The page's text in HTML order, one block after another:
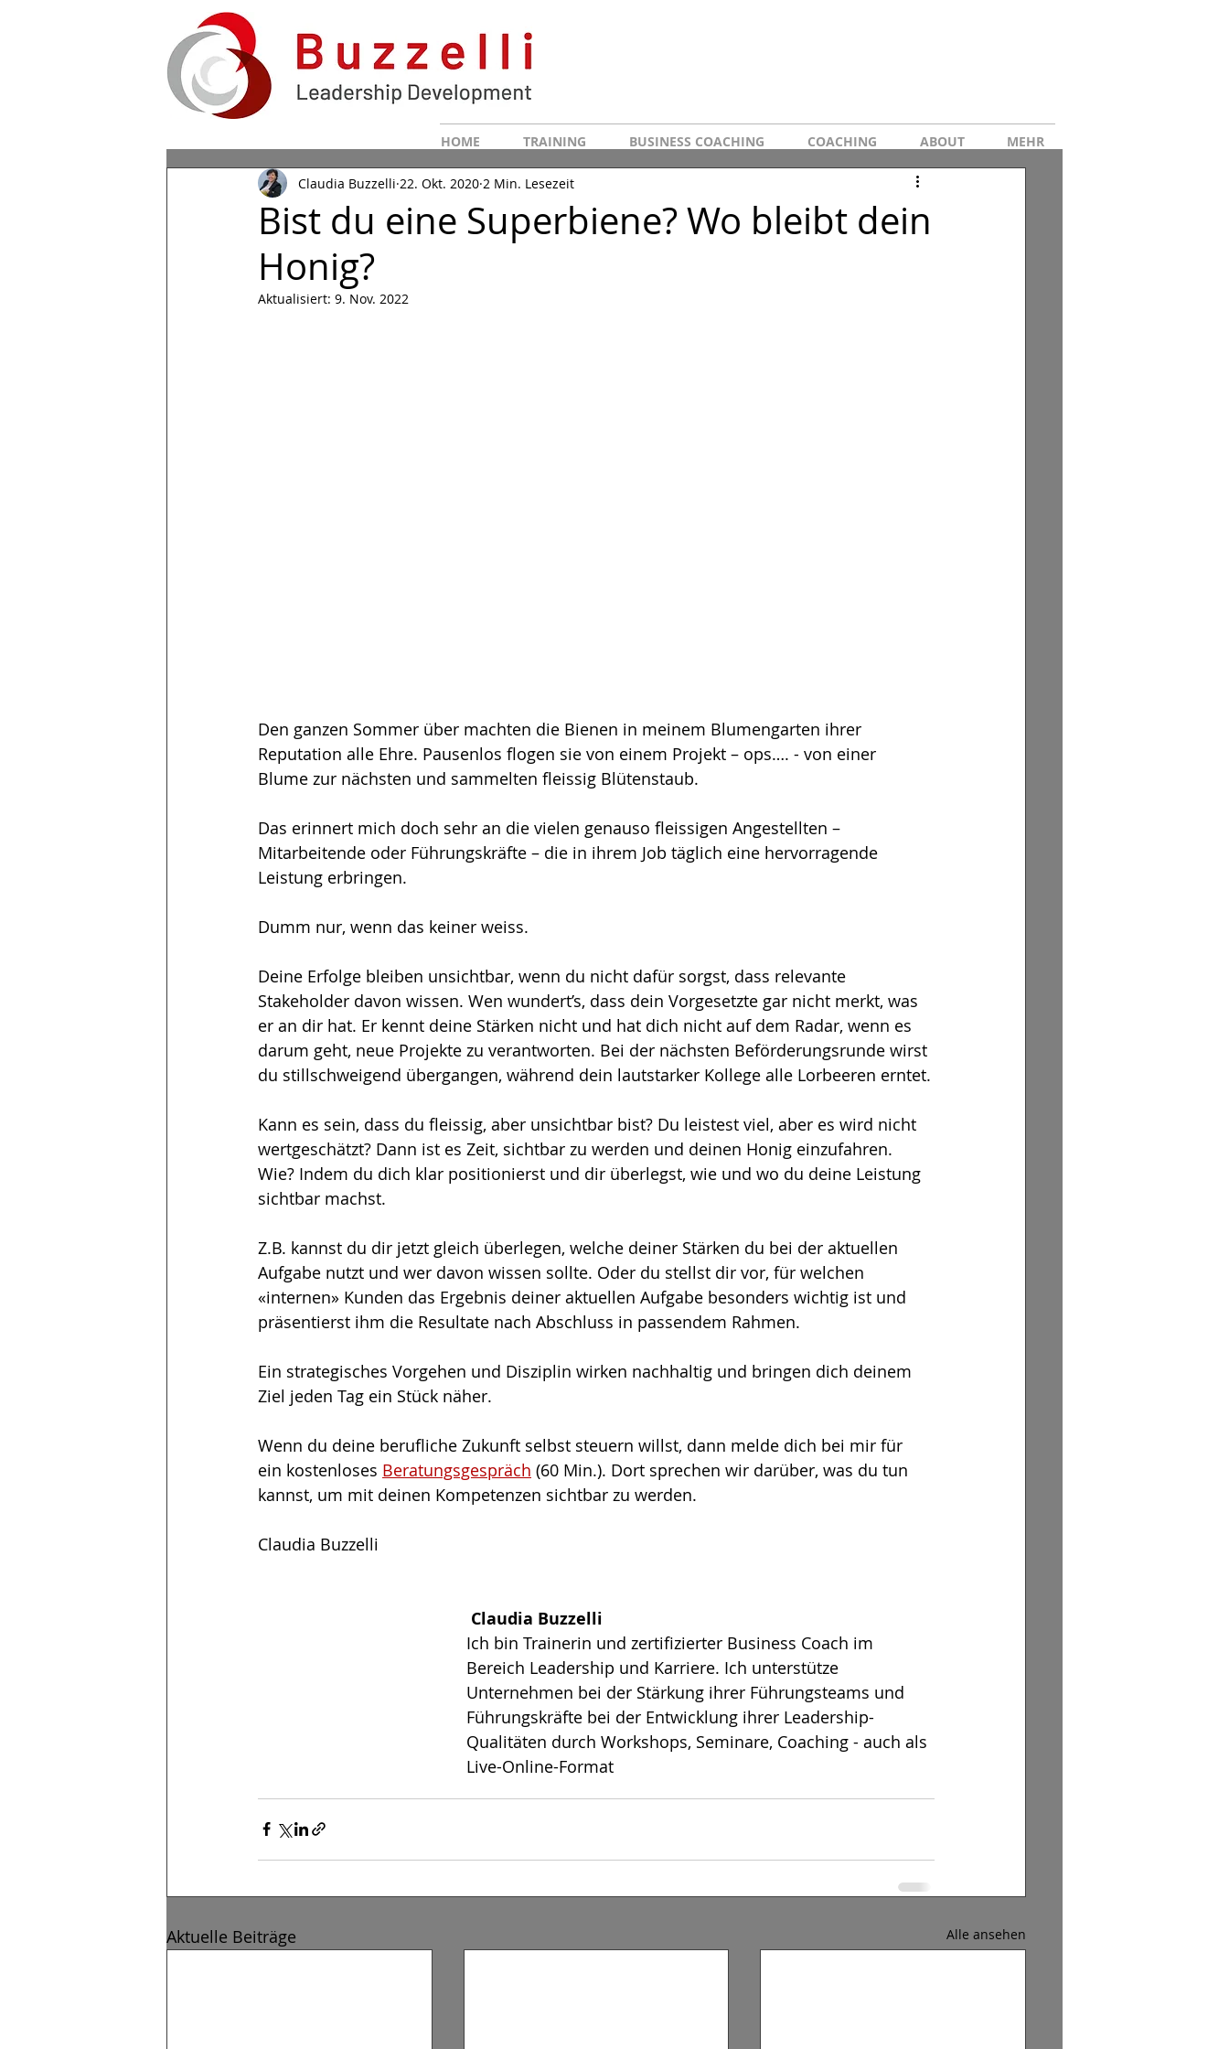
HOME TRAINING BUSINESS COACHING COACHING ABOUT MEHR
Bist du eine Superbiene? Wo bleibt dein
Honig?
Claudia Buzzelli 22. Okt. 2020 2 Min. Lesezeit
Aktualisiert: 9. Nov. 2022
Den ganzen Sommer über machten die Bienen in meinem Blumengarten ihrer
Reputation alle Ehre. Pausenlos flogen sie von einem Projekt – ops…. - von einer
Blume zur nächsten und sammelten fleissig Blütenstaub.
Das erinnert mich doch sehr an die vielen genauso fleissigen Angestellten –
Mitarbeitende oder Führungskräfte – die in ihrem Job täglich eine hervorragende
Leistung erbringen.
Dumm nur, wenn das keiner weiss.
Deine Erfolge bleiben unsichtbar, wenn du nicht dafür sorgst, dass relevante
Stakeholder davon wissen. Wen wundert’s, dass dein Vorgesetzte gar nicht merkt, was
er an dir hat. Er kennt deine Stärken nicht und hat dich nicht auf dem Radar, wenn es
darum geht, neue Projekte zu verantworten. Bei der nächsten Beförderungsrunde wirst
du stillschweigend übergangen, während dein lautstarker Kollege alle Lorbeeren erntet.
Kann es sein, dass du fleissig, aber unsichtbar bist? Du leistest viel, aber es wird nicht
wertgeschätzt? Dann ist es Zeit, sichtbar zu werden und deinen Honig einzufahren.
Wie? Indem du dich klar positionierst und dir überlegst, wie und wo du deine Leistung
sichtbar machst.
Z.B. kannst du dir jetzt gleich überlegen, welche deiner Stärken du bei der aktuellen
Aufgabe nutzt und wer davon wissen sollte. Oder du stellst dir vor, für welchen
«internen» Kunden das Ergebnis deiner aktuellen Aufgabe besonders wichtig ist und
präsentierst ihm die Resultate nach Abschluss in passendem Rahmen.
Ein strategisches Vorgehen und Disziplin wirken nachhaltig und bringen dich deinem
Ziel jeden Tag ein Stück näher.
Wenn du deine berufliche Zukunft selbst steuern willst, dann melde dich bei mir für
ein kostenloses Beratungsgespräch (60 Min.). Dort sprechen wir darüber, was du tun
kannst, um mit deinen Kompetenzen sichtbar zu werden.
Claudia Buzzelli
Claudia Buzzelli
Ich bin Trainerin und zertifizierter Business Coach im
Bereich Leadership und Karriere. Ich unterstütze
Unternehmen bei der Stärkung ihrer Führungsteams und
Führungskräfte bei der Entwicklung ihrer Leadership-
Qualitäten durch Workshops, Seminare, Coaching - auch als
Live-Online-Format
Aktuelle Beiträge Alle ansehen